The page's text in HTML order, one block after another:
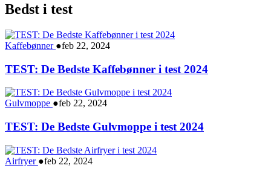
Bedst i test
Kaffebønner ●feb 22, 2024
TEST: De Bedste Kaffebønner i test 2024
Gulvmoppe ●feb 22, 2024
TEST: De Bedste Gulvmoppe i test 2024
Airfryer ●feb 22, 2024